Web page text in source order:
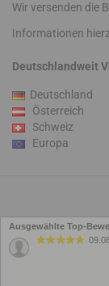
Wir versenden die
Informationen
Deutschlandweit
Deutschland
Österreich
Schweiz
Europa
Ausgewählte Top-